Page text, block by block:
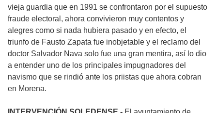
vieja guardia que en 1991 se confrontaron por el supuesto
fraude electoral, ahora convivieron muy contentos y
alegres como si nada hubiera pasado y en efecto, el
triunfo de Fausto Zapata fue inobjetable y el reclamo del
doctor Salvador Nava solo fue una gran mentira, así lo dio
a entender uno de los principales impugnadores del
navismo que se rindió ante los priistas que ahora cobran
en Morena.